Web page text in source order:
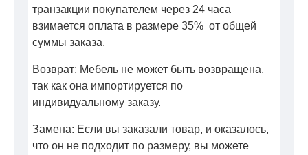
транзакции покупателем через 24 часа
взимается оплата в размере 35% от общей
суммы заказа.
Возврат: Мебель не может быть возвращена,
так как она импортируется по
индивидуальному заказу.
Замена: Если вы заказали товар, и оказалось,
что он не подходит по размеру, вы можете